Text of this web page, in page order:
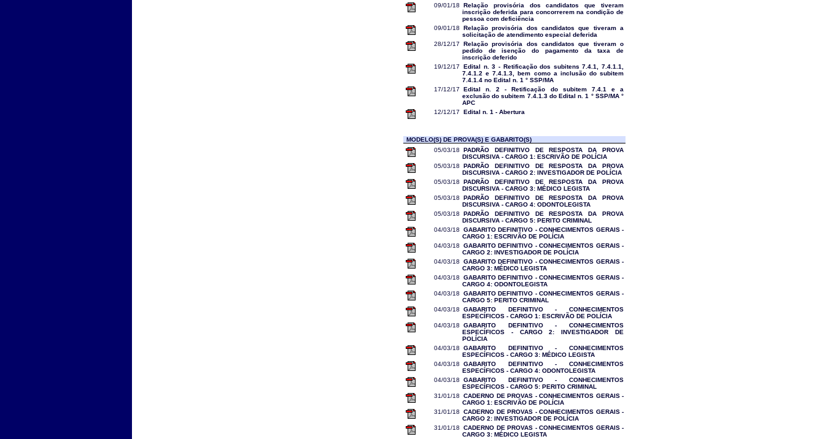
09/01/18
Relação provisória dos candidatos que tiveram
inscrição deferida para concorrerem na condição de
pessoa com deficiência
09/01/18
Relação provisória dos candidatos que tiveram a
solicitação de atendimento especial deferida
28/12/17
Relação provisória dos candidatos que tiveram o
pedido de isenção do pagamento da taxa de
inscrição deferido
19/12/17
Edital n. 3 - Retificação dos subitens 7.4.1, 7.4.1.1,
7.4.1.2 e 7.4.1.3, bem como a inclusão do subitem
7.4.1.4 no Edital n. 1 ° SSP/MA
17/12/17
Edital n. 2 - Retificação do subitem 7.4.1 e a
exclusão do subitem 7.4.1.3 do Edital n. 1 ° SSP/MA °
APC
12/12/17
Edital n. 1 - Abertura
MODELO(S) DE PROVA(S) E GABARITO(S)
05/03/18
PADRÃO DEFINITIVO DE RESPOSTA DA PROVA
DISCURSIVA - CARGO 1: ESCRIVÃO DE POLÍCIA
05/03/18
PADRÃO DEFINITIVO DE RESPOSTA DA PROVA
DISCURSIVA - CARGO 2: INVESTIGADOR DE POLÍCIA
05/03/18
PADRÃO DEFINITIVO DE RESPOSTA DA PROVA
DISCURSIVA - CARGO 3: MÉDICO LEGISTA
05/03/18
PADRÃO DEFINITIVO DE RESPOSTA DA PROVA
DISCURSIVA - CARGO 4: ODONTOLEGISTA
05/03/18
PADRÃO DEFINITIVO DE RESPOSTA DA PROVA
DISCURSIVA - CARGO 5: PERITO CRIMINAL
04/03/18
GABARITO DEFINITIVO - CONHECIMENTOS GERAIS -
CARGO 1: ESCRIVÃO DE POLÍCIA
04/03/18
GABARITO DEFINITIVO - CONHECIMENTOS GERAIS -
CARGO 2: INVESTIGADOR DE POLÍCIA
04/03/18
GABARITO DEFINITIVO - CONHECIMENTOS GERAIS -
CARGO 3: MÉDICO LEGISTA
04/03/18
GABARITO DEFINITIVO - CONHECIMENTOS GERAIS -
CARGO 4: ODONTOLEGISTA
04/03/18
GABARITO DEFINITIVO - CONHECIMENTOS GERAIS -
CARGO 5: PERITO CRIMINAL
04/03/18
GABARITO DEFINITIVO - CONHECIMENTOS
ESPECÍFICOS - CARGO 1: ESCRIVÃO DE POLÍCIA
04/03/18
GABARITO DEFINITIVO - CONHECIMENTOS
ESPECÍFICOS - CARGO 2: INVESTIGADOR DE
POLÍCIA
04/03/18
GABARITO DEFINITIVO - CONHECIMENTOS
ESPECÍFICOS - CARGO 3: MÉDICO LEGISTA
04/03/18
GABARITO DEFINITIVO - CONHECIMENTOS
ESPECÍFICOS - CARGO 4: ODONTOLEGISTA
04/03/18
GABARITO DEFINITIVO - CONHECIMENTOS
ESPECÍFICOS - CARGO 5: PERITO CRIMINAL
31/01/18
CADERNO DE PROVAS - CONHECIMENTOS GERAIS -
CARGO 1: ESCRIVÃO DE POLÍCIA
31/01/18
CADERNO DE PROVAS - CONHECIMENTOS GERAIS -
CARGO 2: INVESTIGADOR DE POLÍCIA
31/01/18
CADERNO DE PROVAS - CONHECIMENTOS GERAIS -
CARGO 3: MÉDICO LEGISTA